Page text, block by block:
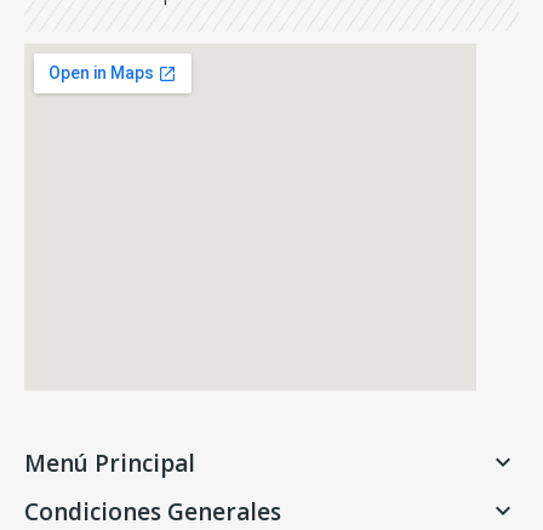
Menú Principal 
Condiciones Generales 